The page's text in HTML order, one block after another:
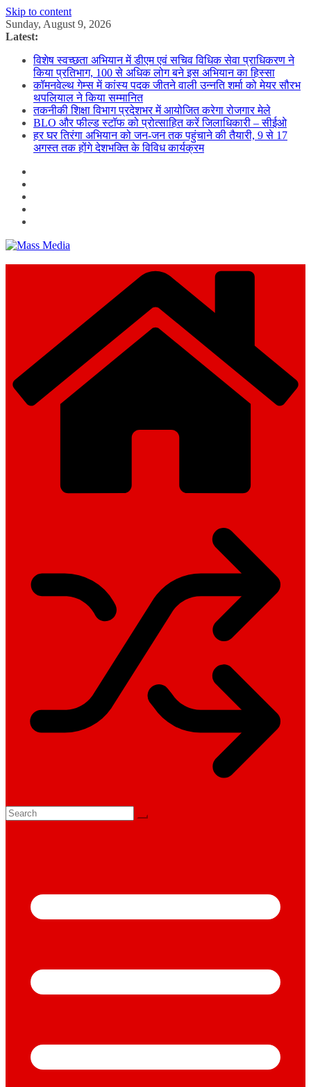
Skip to content
Sunday, August 9, 2026
Latest:
विशेष स्वच्छता अभियान में डीएम एवं सचिव विधिक सेवा प्राधिकरण ने
किया प्रतिभाग, 100 से अधिक लोग बने इस अभियान का हिस्सा
कॉमनवेल्थ गेम्स में कांस्य पदक जीतने वाली उन्नति शर्मा को मेयर सौरभ
थपलियाल ने किया सम्मानित
तकनीकी शिक्षा विभाग प्रदेशभर में आयोजित करेगा रोजगार मेले
BLO और फील्ड स्टॉफ को प्रोत्साहित करें जिलाधिकारी – सीईओ
हर घर तिरंगा अभियान को जन-जन तक पहुंचाने की तैयारी, 9 से 17
अगस्त तक होंगे देशभक्ति के विविध कार्यक्रम